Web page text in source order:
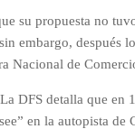
su propuesta no
embargo, después
Nacional de
DFS detalla que en
en la autopista de